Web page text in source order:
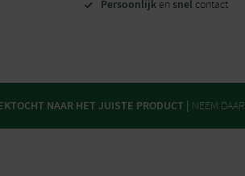
Persoonlijk en snel contact
NAAR HET JUISTE PRODUCT | NEEM